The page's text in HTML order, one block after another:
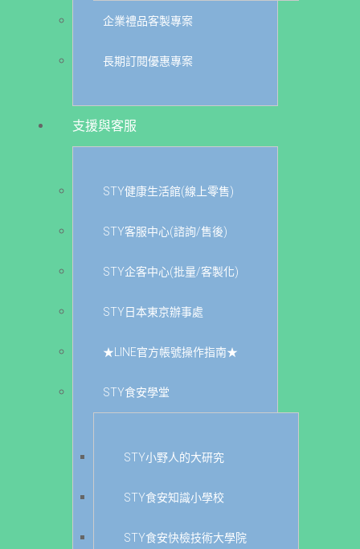
企業禮品客製專案
長期訂閱優惠專案
支援與客服
STY健康生活館(線上零售)
STY客服中心(諮詢/售後)
STY企客中心(批量/客製化)
STY日本東京辦事處
★LINE官方帳號操作指南★
STY食安學堂
STY小野人的大研究
STY食安知識小學校
STY食安快檢技術大學院